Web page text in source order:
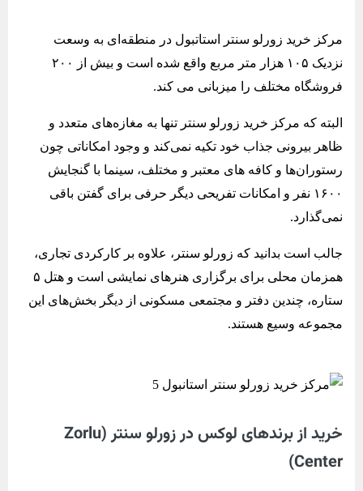
مرکز خرید زورلو سنتر استاتبول در منطقه‌ای به وسعت
نزدیک ۱۰۵ هزار متر مربع واقع شده است و بیش از ۲۰۰
فروشگاه مختلف را میزبانی می کند.
البته که مرکز خرید زورلو سنتر تنها به مغازه‌های متعدد و
ظاهر بیرونی جذاب خود تکیه نمی‌کند و وجود امکاناتی چون
رستوران‌ها و کافه های معتبر و مختلف، سینما با گنجایش
۱۶۰۰ نفر و امکانات تفریحی دیگر حرفی برای گفتن باقی
نمی‌گذارد.
جالب است بدانید که زورلو سنتر، علاوه بر کارکردی تجاری،
همزمان محلی برای برگزاری هنرهای نمایشی است و هتل ۵
ستاره، چندین دفتر و مجتمعی مسکونی از دیگر بخش‌های این
مجموعه وسیع هستند.
خرید از برندهای لوکس در زورلو سنتر (Zorlu
Center)